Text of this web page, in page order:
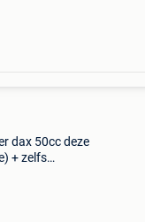
dax 50cc deze
+ zelfs